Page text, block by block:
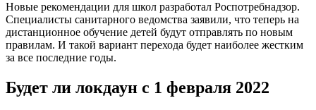
Новые рекомендации для школ разработал Роспотребнадзор.
Специалисты санитарного ведомства заявили, что теперь на
дистанционное обучение детей будут отправлять по новым
правилам. И такой вариант перехода будет наиболее жестким
за все последние годы.
Будет ли локдаун с 1 февраля 2022